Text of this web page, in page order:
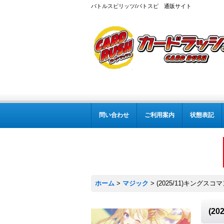
バトルスピリッツ/バトスピ 通販サイト
問い合わせ ご利用案内 状態表記
ホーム > マジック > (2025/11)キングスコ